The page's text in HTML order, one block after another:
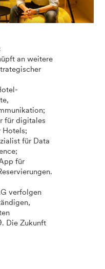
an weitere
für digitales
Hotels;
für Data
für
verfolgen
Die Zukunft